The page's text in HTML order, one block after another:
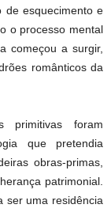
de esquecimento e
o processo mental
começou a surgir,
românticos da
primitivas foram
que pretendia
obras-primas,
patrimonial.
ser uma residência